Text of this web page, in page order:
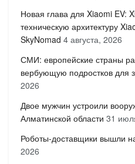
Новая глава для Xiaomi EV:
техническую архитектуру
SkyNomad 4 августа, 2026
СМИ: европейские страны
вербующую подростков для
2026
Двое мужчин устроили
Алматинской области 31
Роботы-доставщики вышли
2026